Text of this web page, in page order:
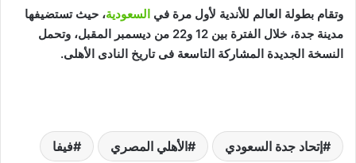
وتقام بطولة العالم للأندية لأول مرة في السعودية، حيث تستضيفها
مدينة جدة، خلال الفترة بين 12 و22 من ديسمبر المقبل، وتحمل
النسخة الجديدة المشاركة التاسعة فى تاريخ النادى الأهلى.
إتحاد جدة السعودي الأهلي المصري فيفا